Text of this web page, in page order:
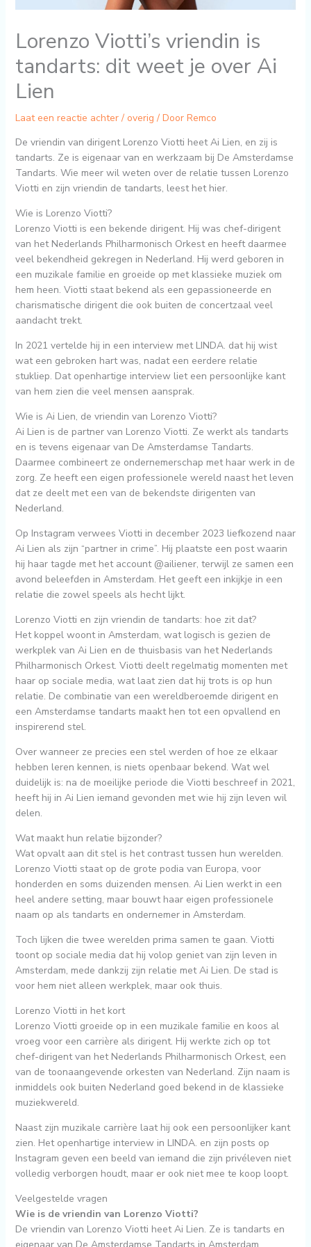
Lorenzo Viotti’s vriendin is
tandarts: dit weet je over Ai
Lien
Laat een reactie achter / overig / Door Remco
De vriendin van dirigent Lorenzo Viotti heet Ai Lien, en zij is
tandarts. Ze is eigenaar van en werkzaam bij De Amsterdamse
Tandarts. Wie meer wil weten over de relatie tussen Lorenzo
Viotti en zijn vriendin de tandarts, leest het hier.
Wie is Lorenzo Viotti?
Lorenzo Viotti is een bekende dirigent. Hij was chef-dirigent
van het Nederlands Philharmonisch Orkest en heeft daarmee
veel bekendheid gekregen in Nederland. Hij werd geboren in
een muzikale familie en groeide op met klassieke muziek om
hem heen. Viotti staat bekend als een gepassioneerde en
charismatische dirigent die ook buiten de concertzaal veel
aandacht trekt.
In 2021 vertelde hij in een interview met LINDA. dat hij wist
wat een gebroken hart was, nadat een eerdere relatie
stukliep. Dat openhartige interview liet een persoonlijke kant
van hem zien die veel mensen aansprak.
Wie is Ai Lien, de vriendin van Lorenzo Viotti?
Ai Lien is de partner van Lorenzo Viotti. Ze werkt als tandarts
en is tevens eigenaar van De Amsterdamse Tandarts.
Daarmee combineert ze ondernemerschap met haar werk in de
zorg. Ze heeft een eigen professionele wereld naast het leven
dat ze deelt met een van de bekendste dirigenten van
Nederland.
Op Instagram verwees Viotti in december 2023 liefkozend naar
Ai Lien als zijn “partner in crime”. Hij plaatste een post waarin
hij haar tagde met het account @ailiener, terwijl ze samen een
avond beleefden in Amsterdam. Het geeft een inkijkje in een
relatie die zowel speels als hecht lijkt.
Lorenzo Viotti en zijn vriendin de tandarts: hoe zit dat?
Het koppel woont in Amsterdam, wat logisch is gezien de
werkplek van Ai Lien en de thuisbasis van het Nederlands
Philharmonisch Orkest. Viotti deelt regelmatig momenten met
haar op sociale media, wat laat zien dat hij trots is op hun
relatie. De combinatie van een wereldberoemde dirigent en
een Amsterdamse tandarts maakt hen tot een opvallend en
inspirerend stel.
Over wanneer ze precies een stel werden of hoe ze elkaar
hebben leren kennen, is niets openbaar bekend. Wat wel
duidelijk is: na de moeilijke periode die Viotti beschreef in 2021,
heeft hij in Ai Lien iemand gevonden met wie hij zijn leven wil
delen.
Wat maakt hun relatie bijzonder?
Wat opvalt aan dit stel is het contrast tussen hun werelden.
Lorenzo Viotti staat op de grote podia van Europa, voor
honderden en soms duizenden mensen. Ai Lien werkt in een
heel andere setting, maar bouwt haar eigen professionele
naam op als tandarts en ondernemer in Amsterdam.
Toch lijken die twee werelden prima samen te gaan. Viotti
toont op sociale media dat hij volop geniet van zijn leven in
Amsterdam, mede dankzij zijn relatie met Ai Lien. De stad is
voor hem niet alleen werkplek, maar ook thuis.
Lorenzo Viotti in het kort
Lorenzo Viotti groeide op in een muzikale familie en koos al
vroeg voor een carrière als dirigent. Hij werkte zich op tot
chef-dirigent van het Nederlands Philharmonisch Orkest, een
van de toonaangevende orkesten van Nederland. Zijn naam is
inmiddels ook buiten Nederland goed bekend in de klassieke
muziekwereld.
Naast zijn muzikale carrière laat hij ook een persoonlijker kant
zien. Het openhartige interview in LINDA. en zijn posts op
Instagram geven een beeld van iemand die zijn privéleven niet
volledig verborgen houdt, maar er ook niet mee te koop loopt.
Veelgestelde vragen
Wie is de vriendin van Lorenzo Viotti?
De vriendin van Lorenzo Viotti heet Ai Lien. Ze is tandarts en
eigenaar van De Amsterdamse Tandarts in Amsterdam.